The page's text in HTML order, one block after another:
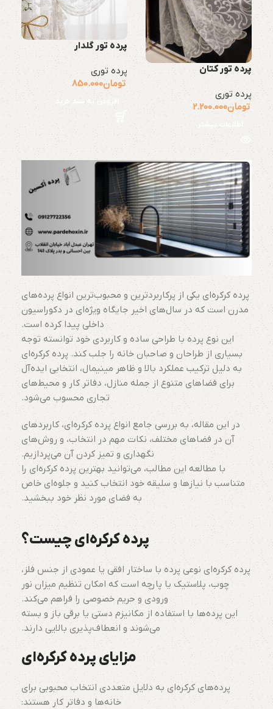
پرده تور کتان
پرده توری
تومان2.200.000
اطلاعات بیشتر
پرده تور گلدار
پرده توری
تومان850.000
افزودن به سبد خرید
پرده کرکره‌ای یکی از پرکاربردترین و محبوب‌ترین انواع پرده‌های
مدرن است که در سال‌های اخیر جایگاه ویژه‌ای در دکوراسیون
داخلی پیدا کرده است.
این نوع پرده با طراحی ساده و کاربردی خود توانسته توجه
بسیاری از طراحان و صاحبان خانه را جلب کند. پرده کرکره‌ای
به دلیل ترکیب عملکرد بالا و ظاهر مینیمال، انتخابی ایده‌آل
برای فضاهای متنوع از جمله منازل، دفاتر کار و محیط‌های
تجاری محسوب می‌شود.
در این مقاله، به بررسی جامع انواع پرده کرکره‌ای، کاربردهای
آن در فضاهای مختلف، نکات مهم در انتخاب، و روش‌های
نگهداری و تمیز کردن آن می‌پردازیم.
با مطالعه این مطالب، می‌توانید بهترین پرده کرکره‌ای را
متناسب با نیازها و سلیقه خود انتخاب کنید و جلوه‌ای خاص
به فضای مورد نظر خود ببخشید.
پرده کرکره‌ای چیست؟
پرده کرکره‌ای نوعی پرده با ساختار افقی یا عمودی از جنس فلز،
چوب، پلاستیک یا پارچه است که امکان تنظیم میزان نور
ورودی و حریم خصوصی را فراهم می‌کند.
این پرده‌ها با استفاده از مکانیزم دستی یا برقی باز و بسته
می‌شوند و انعطاف‌پذیری بالایی دارند.
مزایای پرده کرکره‌ای
پرده‌های کرکره‌ای به دلایل متعددی انتخاب محبوبی برای
خانه‌ها و دفاتر کار هستند: